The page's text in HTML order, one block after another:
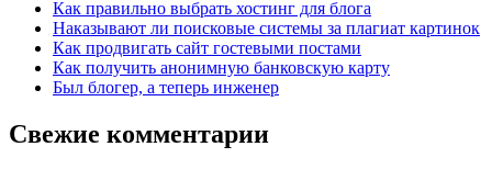
Как правильно выбрать хостинг для блога
Наказывают ли поисковые системы за плагиат картинок
Как продвигать сайт гостевыми постами
Как получить анонимную банковскую карту
Был блогер, а теперь инженер
Свежие комментарии